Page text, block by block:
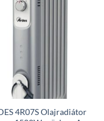
4R07S Olajradiátor